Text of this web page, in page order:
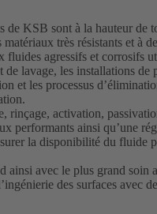
de KSB sont à la hauteur de
matériaux très résistants et à
fluides agressifs et corrosifs
de lavage, les installations
et les processus
rinçage, activation,
performants ainsi qu’une
la disponibilité du fluide
ainsi avec le plus grand soin
des surfaces avec